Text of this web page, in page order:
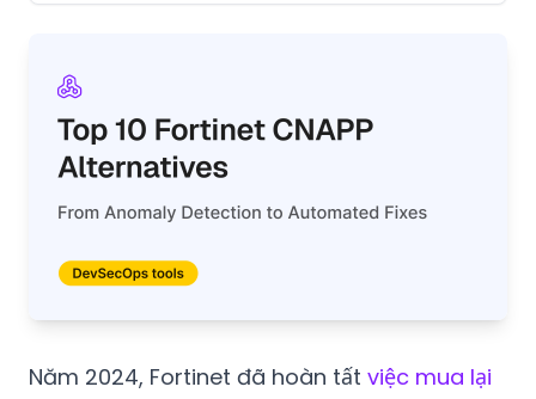
Năm 2024, Fortinet đã hoàn tất việc mua lại